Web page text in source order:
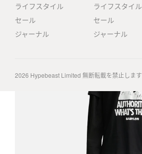
ライフスタイル
セール
ジャーナル
ライフスタイル
セール
ジャーナル
2026 Hypebeast Limited 無断転載を禁止します